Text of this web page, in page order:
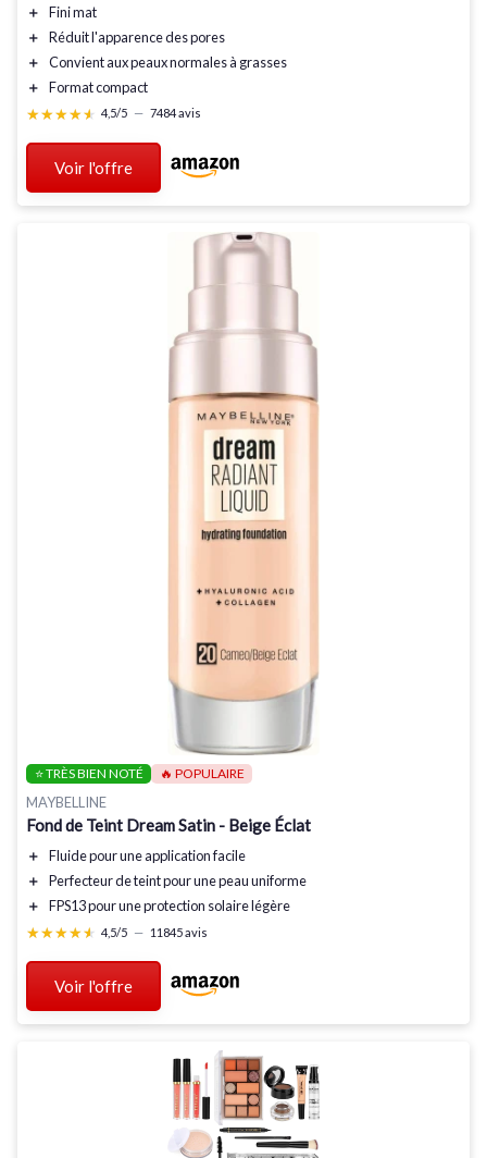
＋
Fini mat
＋
Réduit l'apparence des pores
＋
Convient aux peaux normales à grasses
＋
Format compact
★★★★★
★★★★★ 4,5/5 — 7484 avis
Voir l'offre
⭐ TRÈS BIEN NOTÉ 🔥 POPULAIRE
MAYBELLINE
Fond de Teint Dream Satin - Beige Éclat
＋ Fluidepour une application facile
＋
Perfecteur de teintpour une peau uniforme
＋
FPS13pour une protection solaire légère
★★★★★
★★★★★ 4,5/5 — 11845 avis
Voir l'offre